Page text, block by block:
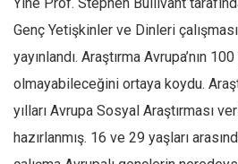
Genç Yetişkinler ve Dinleri
yayınlandı. Araştırma Avrupa’nın
olmayabileceğini ortaya koydu.
yılları Avrupa Sosyal Araştırması
hazırlanmış. 16 ve 29 yaşları